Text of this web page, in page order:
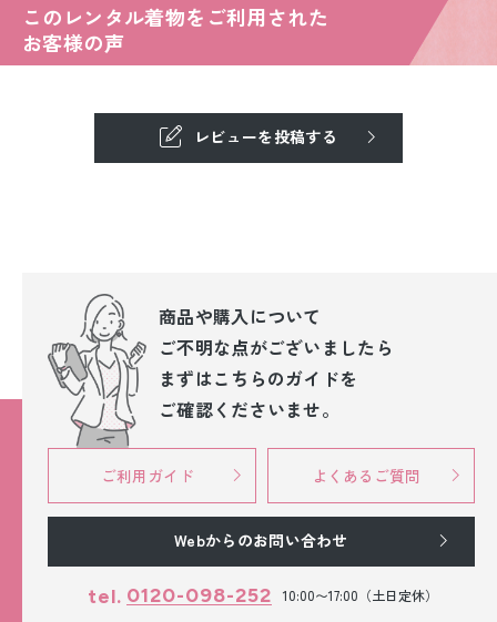
このレンタル着物をご利用された
お客様の声
レビューを投稿する
商品や購入について
ご不明な点がございましたら
まずはこちらのガイドを
ご確認くださいませ。
ご利用ガイド よくあるご質問
Webからのお問い合わせ
tel. 0120-098-252 10:00〜17:00（土日定休）